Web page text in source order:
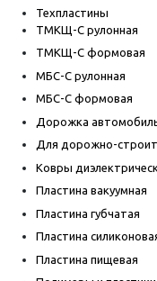
Техпластины
ТМКЩ-С рулонная
ТМКЩ-С формовая
МБС-С рулонная
МБС-С формовая
Дорожка
Для дорожно-
Ковры
Пластина вакуумная
Пластина губчатая
Пластина
Пластина пищевая